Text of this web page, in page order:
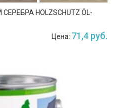
HOLZSCHUTZ ÖL-
Цена: 71,4 руб.